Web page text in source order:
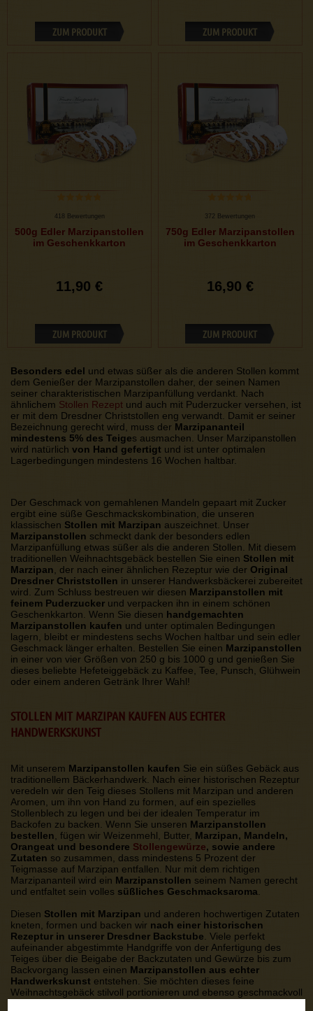
ZUM PRODUKT ZUM PRODUKT
418 Bewertungen
500g Edler Marzipanstollen
im Geschenkkarton
11,90 €
ZUM PRODUKT
372 Bewertungen
750g Edler Marzipanstollen
im Geschenkkarton
16,90 €
ZUM PRODUKT
Besonders edel und etwas süßer als die anderen Stollen kommt
dem Genießer der Marzipanstollen daher, der seinen Namen
seiner charakteristischen Marzipanfüllung verdankt. Nach
ähnlichem Stollen Rezept und auch mit Puderzucker versehen, ist
er mit dem Dresdner Christstollen eng verwandt. Damit er seiner
Bezeichnung gerecht wird, muss der Marzipananteil
mindestens 5% des Teiges ausmachen. Unser Marzipanstollen
wird natürlich von Hand gefertigt und ist unter optimalen
Lagerbedingungen mindestens 16 Wochen haltbar.
Der Geschmack von gemahlenen Mandeln gepaart mit Zucker
ergibt eine süße Geschmackskombination, die unseren
klassischen Stollen mit Marzipan auszeichnet. Unser
Marzipanstollen schmeckt dank der besonders edlen
Marzipanfüllung etwas süßer als die anderen Stollen. Mit diesem
traditionellen Weihnachtsgebäck bestellen Sie einen Stollen mit
Marzipan , der nach einer ähnlichen Rezeptur wie der Original
Dresdner Christstollen in unserer Handwerksbäckerei zubereitet
wird. Zum Schluss bestreuen wir diesen Marzipanstollen mit
feinem Puderzucker und verpacken ihn in einem schönen
Geschenkkarton. Wenn Sie diesen handgemachten
Marzipanstollen kaufen und unter optimalen Bedingungen
lagern, bleibt er mindestens sechs Wochen haltbar und sein edler
Geschmack länger erhalten. Bestellen Sie einen Marzipanstollen
in einer von vier Größen von 250 g bis 1000 g und genießen Sie
dieses beliebte Hefeteiggebäck zu Kaffee, Tee, Punsch, Glühwein
oder einem anderen Getränk Ihrer Wahl!
STOLLEN MIT MARZIPAN KAUFEN AUS ECHTER
HANDWERKSKUNST
Mit unserem Marzipanstollen kaufen Sie ein süßes Gebäck aus
traditionellem Bäckerhandwerk. Nach einer historischen Rezeptur
veredeln wir den Teig dieses Stollens mit Marzipan und anderen
Aromen, um ihn von Hand zu formen, auf ein spezielles
Stollenblech zu legen und bei der idealen Temperatur im
Backofen zu backen. Wenn Sie unseren Marzipanstollen
bestellen , fügen wir Weizenmehl, Butter, Marzipan, Mandeln,
Orangeat und besondere Stollengewürze, sowie andere
Zutaten so zusammen, dass mindestens 5 Prozent der
Teigmasse auf Marzipan entfallen. Nur mit dem richtigen
Marzipananteil wird ein Marzipanstollen seinem Namen gerecht
und entfaltet sein volles süßliches Geschmacksaroma
Diesen Stollen mit Marzipan und anderen hochwertigen Zutaten
kneten, formen und backen wir nach einer historischen
Rezeptur in unserer Dresdner Backstube . Viele perfekt
aufeinander abgestimmte Handgriffe von der Anfertigung des
Teiges über die Beigabe der Backzutaten und Gewürze bis zum
Backvorgang lassen einen Marzipanstollen aus echter
Handwerkskunst entstehen. Sie möchten dieses feine
Weihnachtsgebäck stilvoll portionieren und ebenso geschmackvoll